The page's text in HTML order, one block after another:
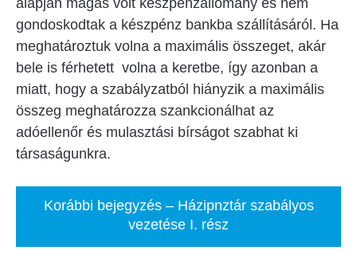
alapján magas volt készpénzállomány és nem
gondoskodtak a készpénz bankba szállításáról. Ha
meghatároztuk volna a maximális összeget, akár
bele is férhetett volna a keretbe, így azonban a
miatt, hogy a szabályzatból hiányzik a maximális
összeg meghatározza szankcionálhat az
adóellenőr és mulasztási bírságot szabhat ki
társaságunkra.
Korábbi bejegyzés – Házipnztár szabályos
vezetése I. rész